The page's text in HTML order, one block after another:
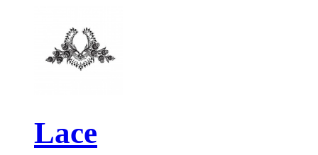
Lace